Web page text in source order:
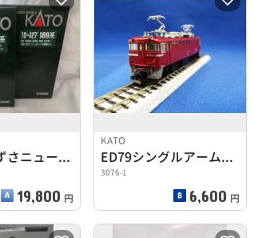
189系「あずさニューカラー」7両基本セット＋4両増結セット
19,800 円
KATO
ED79シングルアームパンタ
3076-1
6,600 円